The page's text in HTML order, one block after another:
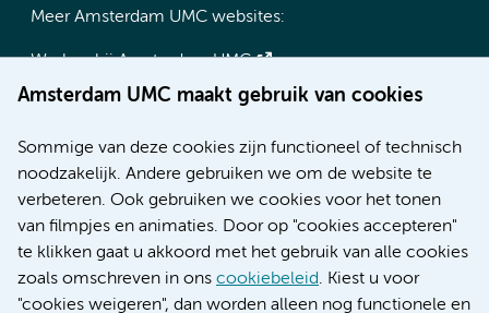
Amsterdam UMC maakt gebruik van cookies
Sommige van deze cookies zijn functioneel of technisch
noodzakelijk. Andere gebruiken we om de website te
verbeteren. Ook gebruiken we cookies voor het tonen
van filmpjes en animaties. Door op "cookies accepteren"
te klikken gaat u akkoord met het gebruik van alle cookies
zoals omschreven in ons cookiebeleid. Kiest u voor
"cookies weigeren", dan worden alleen nog functionele en
Meer Amsterdam UMC websites:
Werken bij Amsterdam UMC
Over Amsterdam UMC
Research
Educatie locatie AMC
Educatie locatie VUmc
Verwijzen & diagnostiek